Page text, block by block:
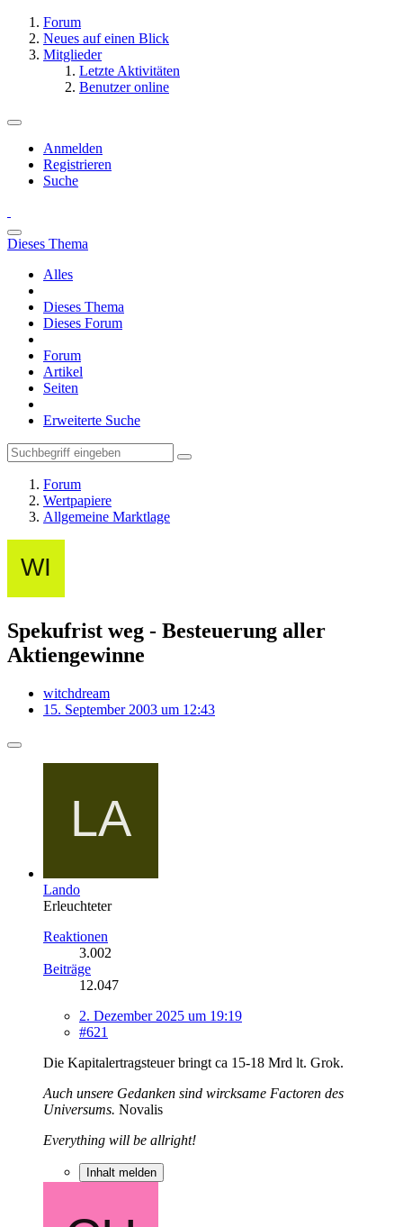
Forum
Neues auf einen Blick
Mitglieder
Letzte Aktivitäten
Benutzer online
Anmelden
Registrieren
Suche
Dieses Thema
Alles
Dieses Thema
Dieses Forum
Forum
Artikel
Seiten
Erweiterte Suche
Forum
Wertpapiere
Allgemeine Marktlage
Spekufrist weg - Besteuerung aller
Aktiengewinne
witchdream
15. September 2003 um 12:43
Lando
Erleuchteter
Reaktionen
3.002
Beiträge
12.047
2. Dezember 2025 um 19:19
#621
Die Kapitalertragsteuer bringt ca 15-18 Mrd lt. Grok.
Auch unsere Gedanken sind wircksame Factoren des
Universums. Novalis
Everything will be allright!
Inhalt melden